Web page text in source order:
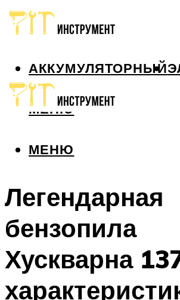
АККУМУЛЯТОРНЫЙ
МЕНЮ
МЕНЮ
Легендарная
бензопила
Хускварна